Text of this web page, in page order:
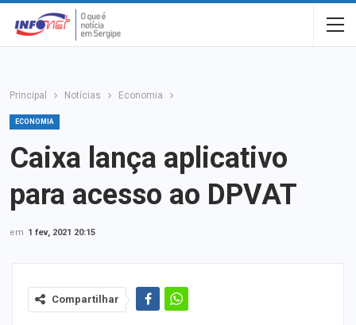
Principal Notícias Economia
ECONOMIA
Caixa lança aplicativo
para acesso ao DPVAT
em 1 fev, 2021 20:15
Compartilhar